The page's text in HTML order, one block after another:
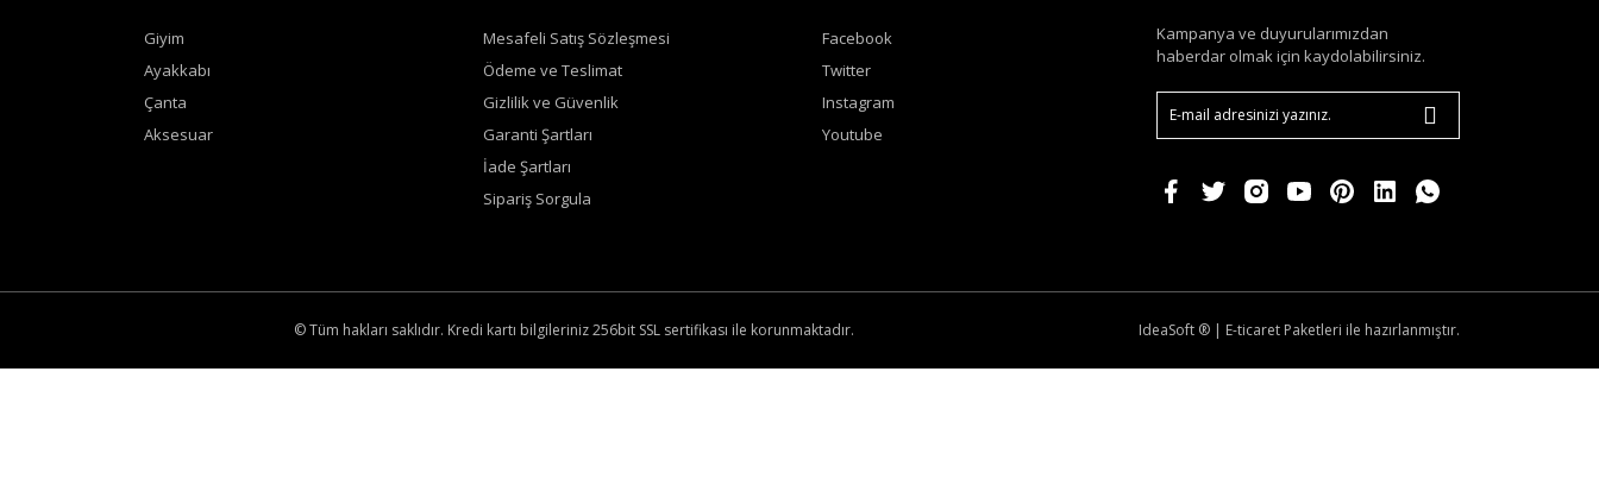
Giyim
Ayakkabı
Çanta
Aksesuar
Mesafeli Satış Sözleşmesi
Ödeme ve Teslimat
Gizlilik ve Güvenlik
Garanti Şartları
İade Şartları
Sipariş Sorgula
Facebook
Twitter
Instagram
Youtube
Kampanya ve duyurularımızdan
haberdar olmak için kaydolabilirsiniz.
© Tüm hakları saklıdır. Kredi kartı bilgileriniz 256bit SSL sertifikası ile korunmaktadır. IdeaSoft ® | E-ticaret Paketleri ile hazırlanmıştır.